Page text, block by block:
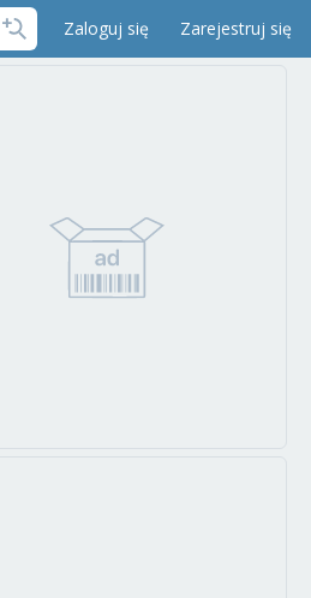
Zaloguj się Zarejestruj się